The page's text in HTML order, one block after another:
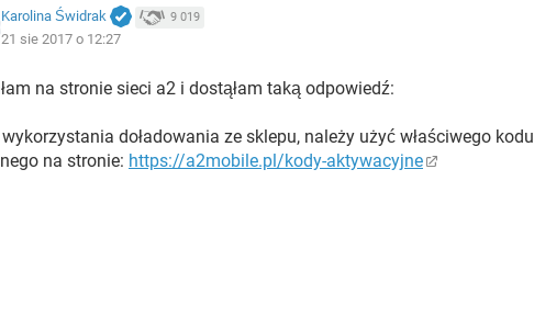
Karolina Świdrak 9 019
21 sie 2017 o 12:27
na stronie sieci a2 i dostąłam taką odpowiedź:
doładowania ze sklepu, należy użyć właściwego kodu
na stronie: https://a2mobile.pl/kody-aktywacyjne